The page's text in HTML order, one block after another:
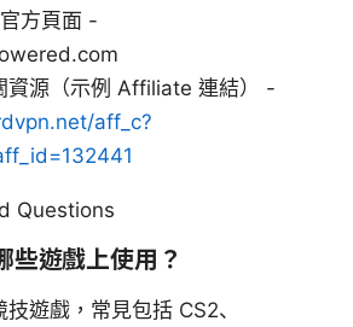
方頁面 -
資源（示例 Affiliate 連結） -
aff_c?
Questions
些遊戲上使用？
遊戲，常見包括 CS2、